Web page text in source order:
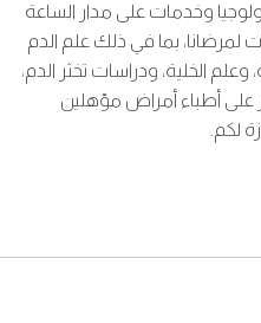
وخدمات على مدار الساعة
بما في ذلك علم الدم
وعلم الخلية، ودراسات تخثر الدم،
على أطباء أمراض مؤهلين
لكم.